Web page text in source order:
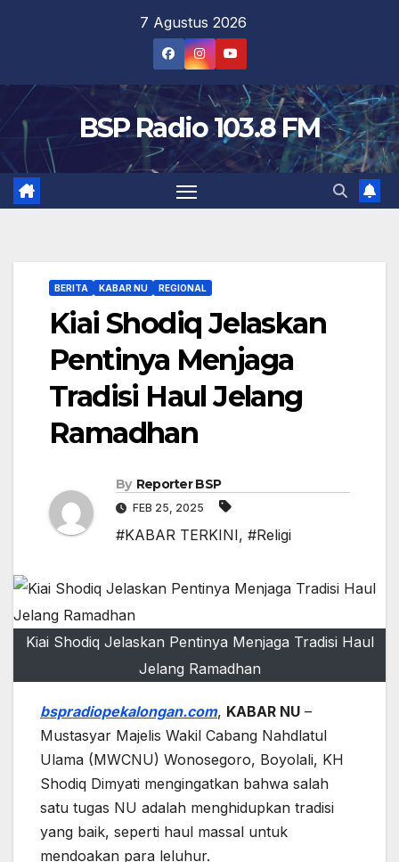
7 Agustus 2026
BSP Radio 103.8 FM
BERITA KABAR NU REGIONAL
Kiai Shodiq Jelaskan
Pentinya Menjaga
Tradisi Haul Jelang
Ramadhan
By Reporter BSP
FEB 25, 2025
#KABAR TERKINI, #Religi
Kiai Shodiq Jelaskan Pentinya Menjaga Tradisi Haul
Jelang Ramadhan
bspradiopekalongan.com, KABAR NU –
Mustasyar Majelis Wakil Cabang Nahdlatul
Ulama (MWCNU) Wonosegoro, Boyolali, KH
Shodiq Dimyati mengingatkan bahwa salah
satu tugas NU adalah menghidupkan tradisi
yang baik, seperti haul massal untuk
mendoakan para leluhur.